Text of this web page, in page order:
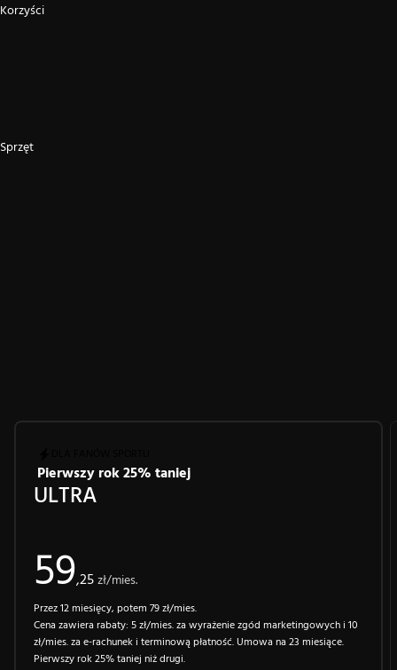
Korzyści
Sprzęt
Pierwszy rok 25% taniej
ULTRA
59,25zł/mies.
Przez 12 miesięcy, potem 79 zł/mies.
Cena zawiera rabaty: 5 zł/mies. za wyrażenie zgód marketingowych i 10
zł/mies. za e-rachunek i terminową płatność. Umowa na 23 miesiące.
Pierwszy rok 25% taniej niż drugi.